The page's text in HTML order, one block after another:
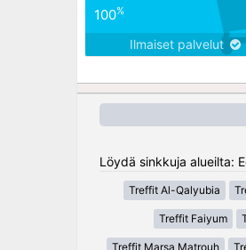
100%
Ilmaiset palvelut
Löydä sinkkuja alueilta:
Treffit Al-Qalyubia
Treffit Faiyum
Treffit Marsa Matrouh